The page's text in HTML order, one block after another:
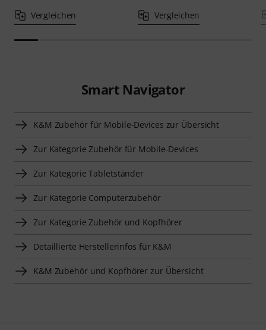
Vergleichen Vergleichen
Smart Navigator
K&M Zubehör für Mobile-Devices zur Übersicht
Zur Kategorie Zubehör für Mobile-Devices
Zur Kategorie Tabletständer
Zur Kategorie Computerzubehör
Zur Kategorie Zubehör und Kopfhörer
Detaillierte Herstellerinfos für K&M
K&M Zubehör und Kopfhörer zur Übersicht